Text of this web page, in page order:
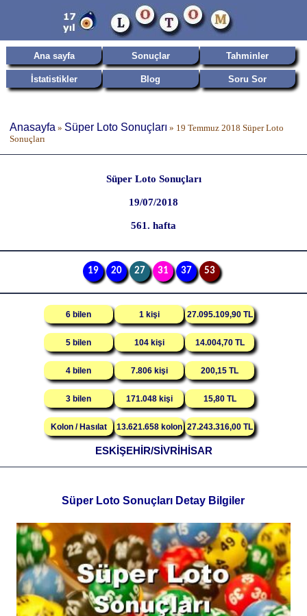
Ana sayfa Sonuçlar Tahminler
İstatistikler Blog Soru Sor
Anasayfa » Süper Loto Sonuçları » 19 Temmuz 2018 Süper Loto
Sonuçları
Süper Loto Sonuçları
19/07/2018
561. hafta
19 20 27 31 37 53
6 bilen 1 kişi 27.095.109,90 TL
5 bilen 104 kişi 14.004,70 TL
4 bilen 7.806 kişi 200,15 TL
3 bilen 171.048 kişi 15,80 TL
Kolon / Hasılat 13.621.658 kolon 27.243.316,00 TL
ESKİŞEHİR/SİVRİHİSAR
Süper Loto Sonuçları Detay Bilgiler